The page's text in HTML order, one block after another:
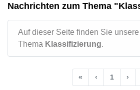
Nachrichten zum Thema
Auf dieser Seite finden Sie
Thema Klassifizierung.
« ‹ 1 ›